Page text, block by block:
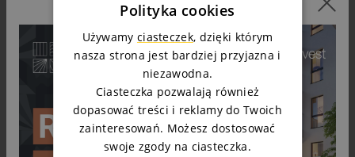
Polityka cookies
Używamy ciasteczek, dzięki którym
nasza strona jest bardziej przyjazna i
niezawodna.
Ciasteczka pozwalają również
dopasować treści i reklamy do Twoich
zainteresowań. Możesz dostosować
swoje zgody na ciasteczka.